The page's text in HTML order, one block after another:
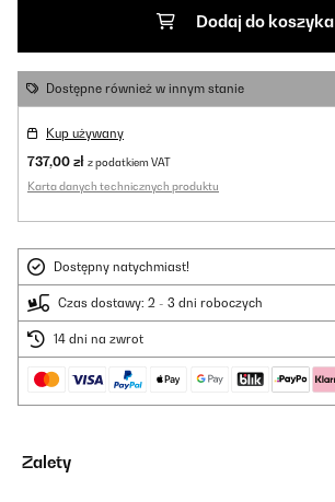
Dodaj do koszyka
Dostępne również w innym stanie
Kup używany
737,00 zł z podatkiem VAT
Karta danych technicznych produktu
Dostępny natychmiast!
Czas dostawy: 2 - 3 dni roboczych
14 dni na zwrot
Zalety